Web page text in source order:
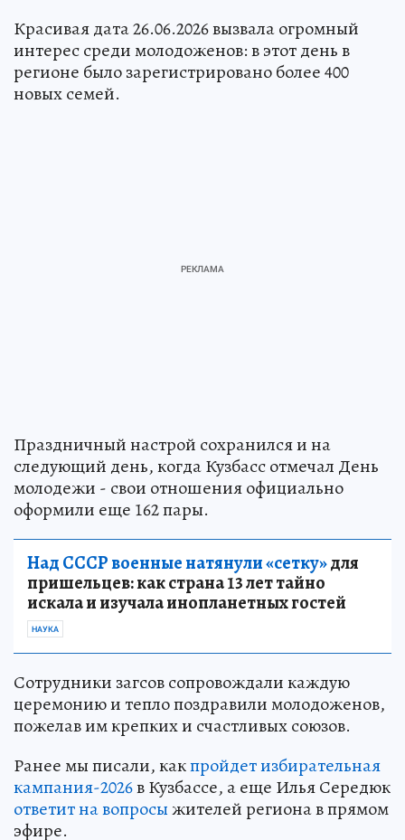
Красивая дата 26.06.2026 вызвала огромный
интерес среди молодоженов: в этот день в
регионе было зарегистрировано более 400
новых семей.
Праздничный настрой сохранился и на
следующий день, когда Кузбасс отмечал День
молодежи - свои отношения официально
оформили еще 162 пары.
Над СССР военные натянули «сетку»для
пришельцев: как страна 13 лет тайно
искала и изучала инопланетных гостей
НАУКА
Сотрудники загсов сопровождали каждую
церемонию и тепло поздравили молодоженов,
пожелав им крепких и счастливых союзов.
Ранее мы писали, какпройдет избирательная
кампания-2026в Кузбассе, а еще Илья Середюк
ответит на вопросыжителей региона в прямом
эфире.